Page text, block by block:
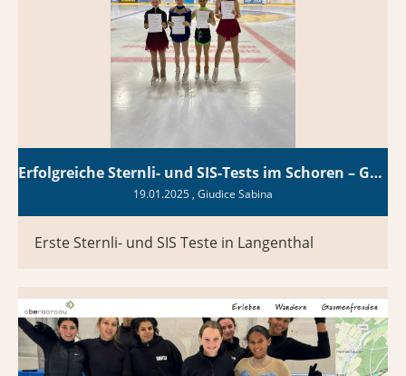
Erfolgreiche Sternli- und SIS-Tests im Schoren – Gratulation!
19.01.2025 , Giudice Sabina
Erste Sternli- und SIS Teste in Langenthal